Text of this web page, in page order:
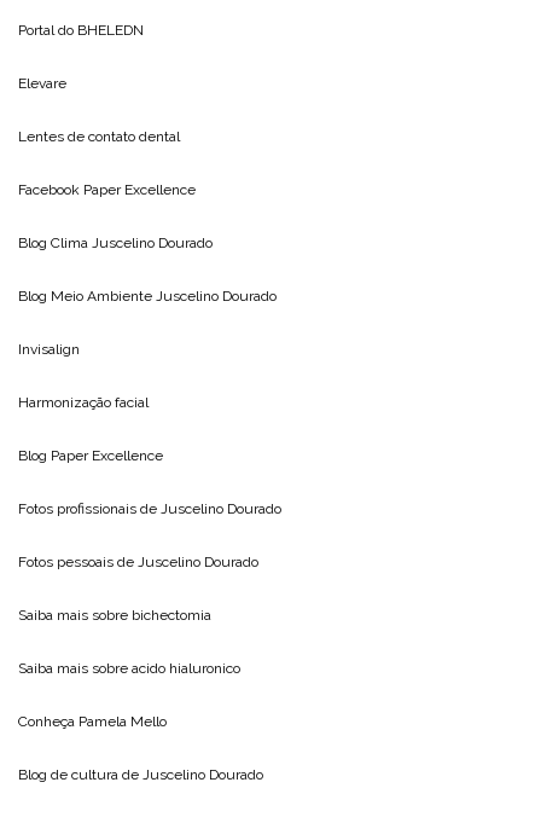
Portal do BHELEDN
Elevare
Lentes de contato dental
Facebook Paper Excellence
Blog Clima Juscelino Dourado
Blog Meio Ambiente Juscelino Dourado
Invisalign
Harmonização facial
Blog Paper Excellence
Fotos profissionais de Juscelino Dourado
Fotos pessoais de Juscelino Dourado
Saiba mais sobre bichectomia
Saiba mais sobre acido hialuronico
Conheça Pamela Mello
Blog de cultura de Juscelino Dourado